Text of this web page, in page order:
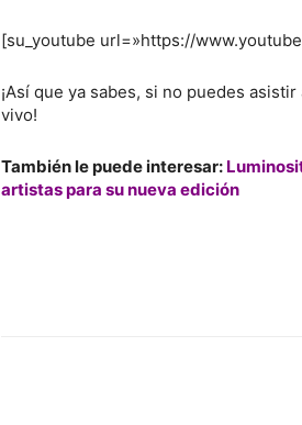
[su_youtube url=»https://
¡Así que ya sabes, si no puedes
vivo!
También le puede interesar:
artistas para su nueva edición